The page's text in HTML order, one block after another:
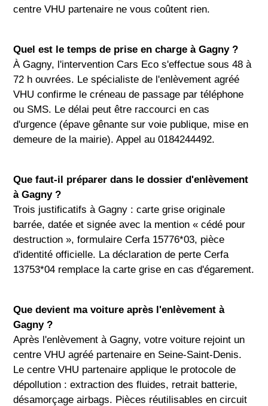
centre VHU partenaire ne vous coûtent rien.
Quel est le temps de prise en charge à Gagny ?
À Gagny, l'intervention Cars Eco s'effectue sous 48 à
72 h ouvrées. Le spécialiste de l'enlèvement agréé
VHU confirme le créneau de passage par téléphone
ou SMS. Le délai peut être raccourci en cas
d'urgence (épave gênante sur voie publique, mise en
demeure de la mairie). Appel au 0184244492.
Que faut-il préparer dans le dossier d'enlèvement
à Gagny ?
Trois justificatifs à Gagny : carte grise originale
barrée, datée et signée avec la mention « cédé pour
destruction », formulaire Cerfa 15776*03, pièce
d'identité officielle. La déclaration de perte Cerfa
13753*04 remplace la carte grise en cas d'égarement.
Que devient ma voiture après l'enlèvement à
Gagny ?
Après l'enlèvement à Gagny, votre voiture rejoint un
centre VHU agréé partenaire en Seine-Saint-Denis.
Le centre VHU partenaire applique le protocole de
dépollution : extraction des fluides, retrait batterie,
désamorçage airbags. Pièces réutilisables en circuit